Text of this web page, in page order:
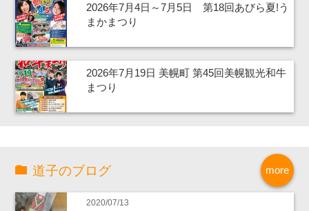
2026年7月4日～7月5日 第18回あびら夏!う
まかまつり
2026年7月19日 美幌町 第45回美幌観光和牛
まつり
more
道子のブログ
2020/07/13